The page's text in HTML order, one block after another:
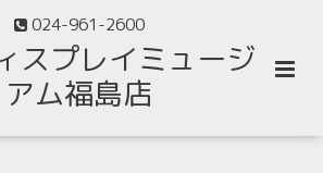
024-961-2600
スプレイミュージ
アム福島店